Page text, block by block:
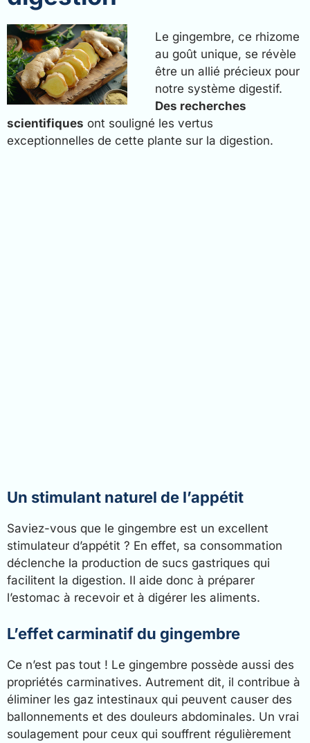
Le gingembre, ce rhizome
au goût unique, se révèle
être un allié précieux pour
notre système digestif.
Des recherches
scientifiques ont souligné les vertus
exceptionnelles de cette plante sur la digestion.
Un stimulant naturel de l’appétit
Saviez-vous que le gingembre est un excellent
stimulateur d’appétit ? En effet, sa consommation
déclenche la production de sucs gastriques qui
facilitent la digestion. Il aide donc à préparer
l’estomac à recevoir et à digérer les aliments.
L’effet carminatif du gingembre
Ce n’est pas tout ! Le gingembre possède aussi des
propriétés carminatives. Autrement dit, il contribue à
éliminer les gaz intestinaux qui peuvent causer des
ballonnements et des douleurs abdominales. Un vrai
soulagement pour ceux qui souffrent régulièrement